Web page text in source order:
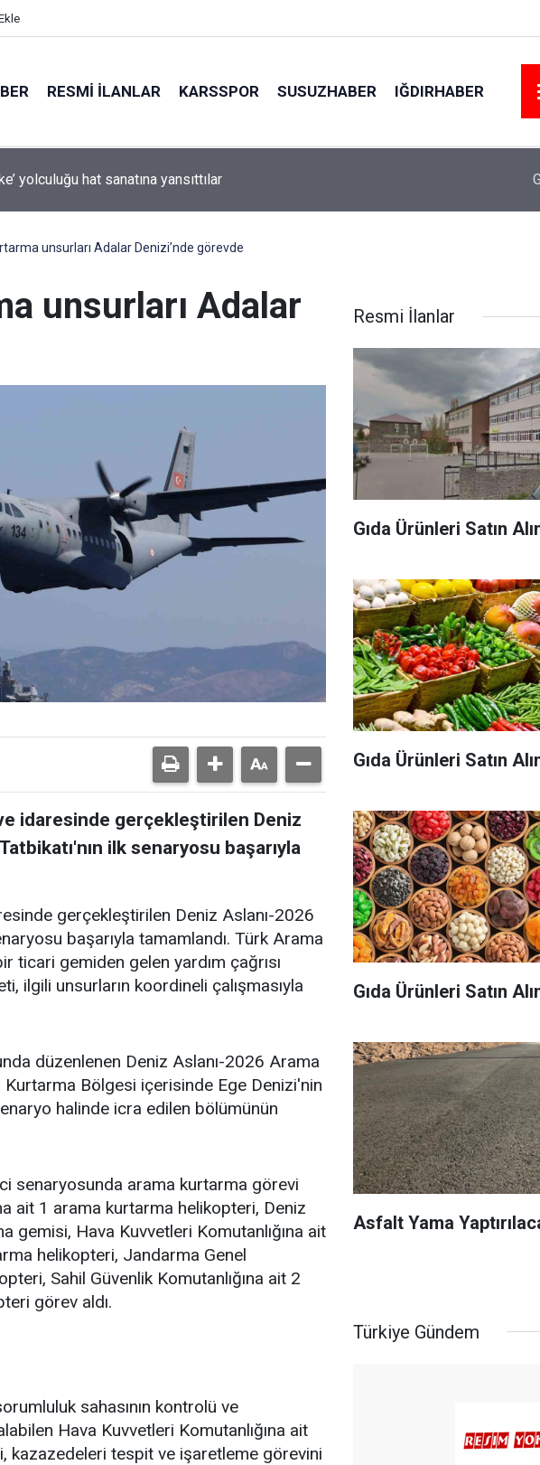
RESMI İLANLAR KARSSPOR SUSUZHABER IĞDIRHABER
Türk mürettebatın yaralandığı gemi Samsun’a getirildi
aralanıyor
unsurları Adalar Denizi’nde görevde
unsurları Adalar
idaresinde gerçekleştirilen Deniz
ilk senaryosu başarıyla
gerçekleştirilen Deniz Aslanı-2026
başarıyla tamamlandı. Türk Arama
ticari gemiden gelen yardım çağrısı
ilgili unsurların koordineli çalışmasıyla
düzenlenen Deniz Aslanı-2026 Arama
Kurtarma Bölgesi içerisinde Ege Denizi'nin
halinde icra edilen bölümünün
senaryosunda arama kurtarma görevi
ait 1 arama kurtarma helikopteri, Deniz
gemisi, Hava Kuvvetleri Komutanlığına ait
helikopteri, Jandarma Genel
Sahil Güvenlik Komutanlığına ait 2
görev aldı.
sahasının kontrolü ve
Hava Kuvvetleri Komutanlığına ait
kazazedeleri tespit ve işaretleme görevini
Resmi İlanlar
Gıda Ürünleri Satın
Gıda Ürünleri Satın
Gıda Ürünleri Satın
Asfalt Yama
Türkiye Gündem